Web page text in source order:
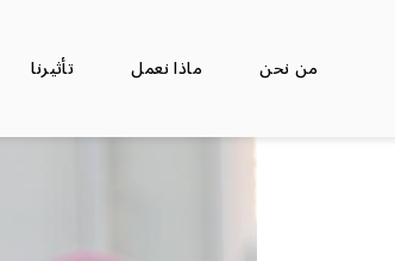
من نحن ماذا نعمل تأثيرنا